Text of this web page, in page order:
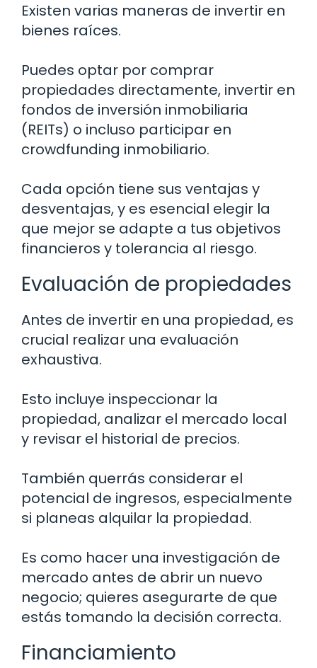
Existen varias maneras de invertir en
bienes raíces.
Puedes optar por comprar
propiedades directamente, invertir en
fondos de inversión inmobiliaria
(REITs) o incluso participar en
crowdfunding inmobiliario.
Cada opción tiene sus ventajas y
desventajas, y es esencial elegir la
que mejor se adapte a tus objetivos
financieros y tolerancia al riesgo.
Evaluación de propiedades
Antes de invertir en una propiedad, es
crucial realizar una evaluación
exhaustiva.
Esto incluye inspeccionar la
propiedad, analizar el mercado local
y revisar el historial de precios.
También querrás considerar el
potencial de ingresos, especialmente
si planeas alquilar la propiedad.
Es como hacer una investigación de
mercado antes de abrir un nuevo
negocio; quieres asegurarte de que
estás tomando la decisión correcta.
Financiamiento